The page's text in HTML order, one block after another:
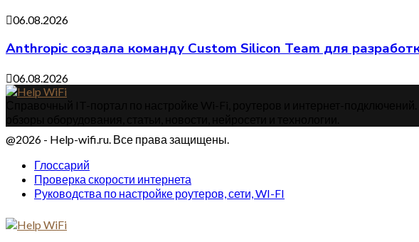
06.08.2026
Anthropic создала команду Custom Silicon Team для
06.08.2026
@2026 - Help-wifi.ru. Все права защищены.
Глоссарий
Проверка скорости интернета
Руководства по настройке роутеров, сети, WI-FI